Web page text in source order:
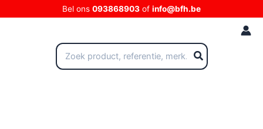
naar
Bel ons 093868903 of info@bfh.be
Zoeken
naar: